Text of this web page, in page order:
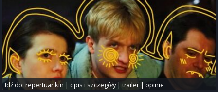
Idź do:repertuar kin |opis i szczegóły|trailer |opinie